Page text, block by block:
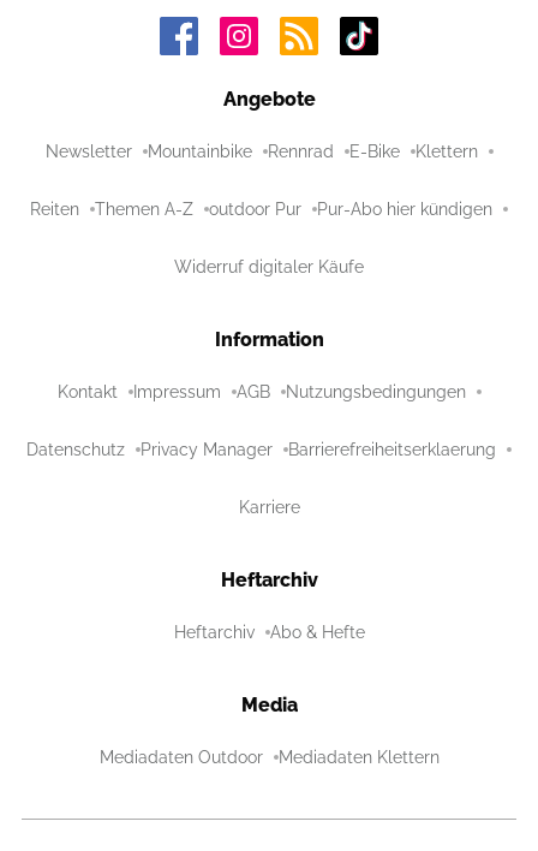
Angebote
Newsletter Mountainbike Rennrad E-Bike Klettern
Reiten Themen A-Z outdoor Pur Pur-Abo hier kündigen
Widerruf digitaler Käufe
Information
Kontakt Impressum AGB Nutzungsbedingungen
Datenschutz Privacy Manager Barrierefreiheitserklaerung
Karriere
Heftarchiv
Heftarchiv Abo & Hefte
Media
Mediadaten Outdoor Mediadaten Klettern